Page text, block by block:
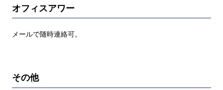
オフィスアワー
メールで随時連絡可。
その他